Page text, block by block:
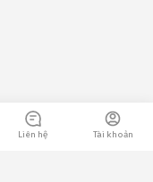
Liên hệ Tài khoản